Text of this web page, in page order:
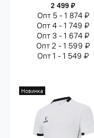
2 499 ₽
Опт 5 - 1 874 ₽
Опт 4 - 1 749 ₽
Опт 3 - 1 674 ₽
Опт 2 - 1 599 ₽
Опт 1 - 1 549 ₽
Новинка